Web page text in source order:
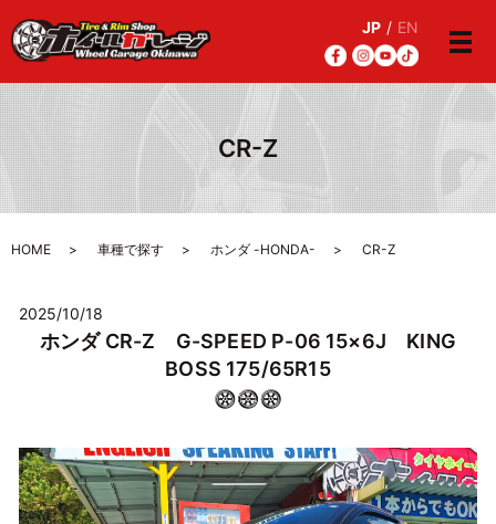
JP / EN
メ
CR-Z
HOME 車種で探す ホンダ -HONDA- CR-Z
2025/10/18
ホンダ CR-Z G-SPEED P-06 15×6J KING
BOSS 175/65R15